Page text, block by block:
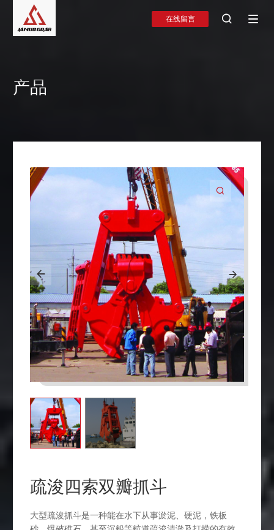
在线留言 
产品
疏浚四索双瓣抓斗
大型疏浚抓斗是一种能在水下从事淤泥、硬泥，铁板